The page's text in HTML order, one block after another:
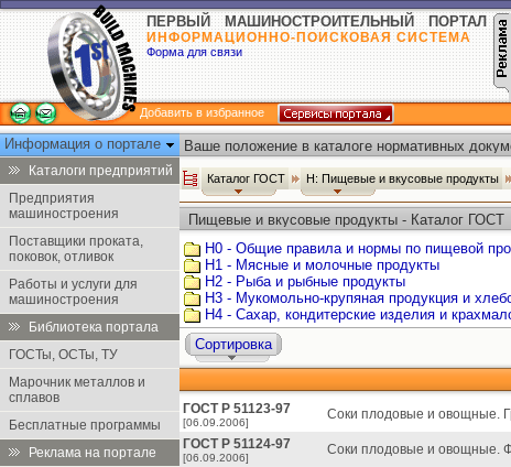
ПЕРВЫЙ МАШИНОСТРОИТЕЛЬНЫЙ ПОРТАЛ
ИНФОРМАЦИОННО-ПОИСКОВАЯ СИСТЕМА
Форма для связи
Добавить в избранное
Информация о портале
Каталоги предприятий
Предприятия
машиностроения
Поставщики проката,
поковок, отливок
Работы и услуги для
машиностроения
Библиотека портала
ГОСТы, ОСТы, ТУ
Марочник металлов и
сплавов
Бесплатные программы
Реклама на портале
Ваше положение в каталоге нормативных
Каталог ГОСТ Н: Пищевые и вкусовые продукты
Пищевые и вкусовые продукты - Каталог ГОСТ
Н0 - Общие правила и нормы по пищевой
Н1 - Мясные и молочные продукты
Н2 - Рыба и рыбные продукты
Н3 - Мукомольно-крупяная продукция и
Н4 - Сахар, кондитерские изделия и
Сортировка
ГОСТ Р 51123-97
[06.09.2006]
Соки плодовые и овощные.
ГОСТ Р 51124-97
[06.09.2006]
Соки плодовые и овощные.